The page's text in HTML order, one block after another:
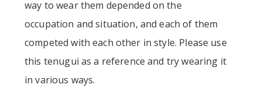
way to wear them depended on the
occupation and situation, and each of them
competed with each other in style. Please use
this tenugui as a reference and try wearing it
in various ways.